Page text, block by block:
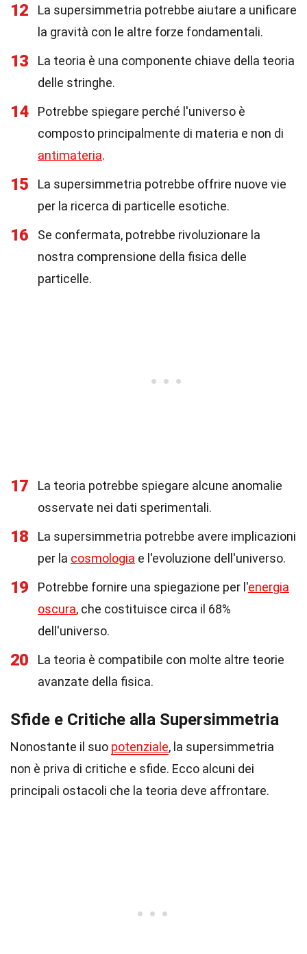
12
La supersimmetria potrebbe aiutare a unificare
la gravità con le altre forze fondamentali.
13
La teoria è una componente chiave della teoria
delle stringhe.
14
Potrebbe spiegare perché l'universo è
composto principalmente di materia e non di
antimateria.
15
La supersimmetria potrebbe offrire nuove vie
per la ricerca di particelle esotiche.
16
Se confermata, potrebbe rivoluzionare la
nostra comprensione della fisica delle
particelle.
17
La teoria potrebbe spiegare alcune anomalie
osservate nei dati sperimentali.
18
La supersimmetria potrebbe avere implicazioni
per la cosmologia e l'evoluzione dell'universo.
19 Potrebbe fornire una spiegazione per l'energia
oscura, che costituisce circa il 68%
dell'universo.
20
La teoria è compatibile con molte altre teorie
avanzate della fisica.
Sfide e Critiche alla Supersimmetria
Nonostante il suo potenziale, la supersimmetria
non è priva di critiche e sfide. Ecco alcuni dei
principali ostacoli che la teoria deve affrontare.